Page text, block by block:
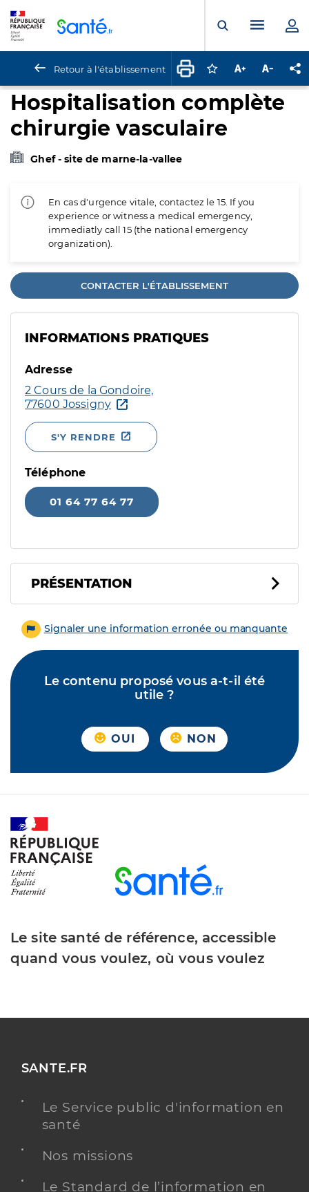
Ouvrir laMenu
Retour à l'établissement Connectez-vous
Augmenter la
Hospitalisation complète
chirurgie vasculaire
Ghef - site de marne-la-vallee
En cas d'urgence vitale, contactez le 15. If you
experience or witness a medical emergency,
immediatly call 15 (the national emergency
organization).
CONTACTER L'ÉTABLISSEMENT
INFORMATIONS PRATIQUES
Adresse
2 Cours de la Gondoire,
77600 Jossigny
S'Y RENDRE
Téléphone
01 64 77 64 77
PRÉSENTATION
Signaler une information erronée ou manquante
Le contenu proposé vous a-t-il été
utile ?
OUI NON
Le site santé de référence, accessible
quand vous voulez, où vous voulez
SANTE.FR
Le Service public d'information en
santé
Nos missions
Le Standard de l’information en